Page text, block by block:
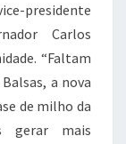
presidente
Carlos
“Faltam
a nova
de milho da
gerar mais